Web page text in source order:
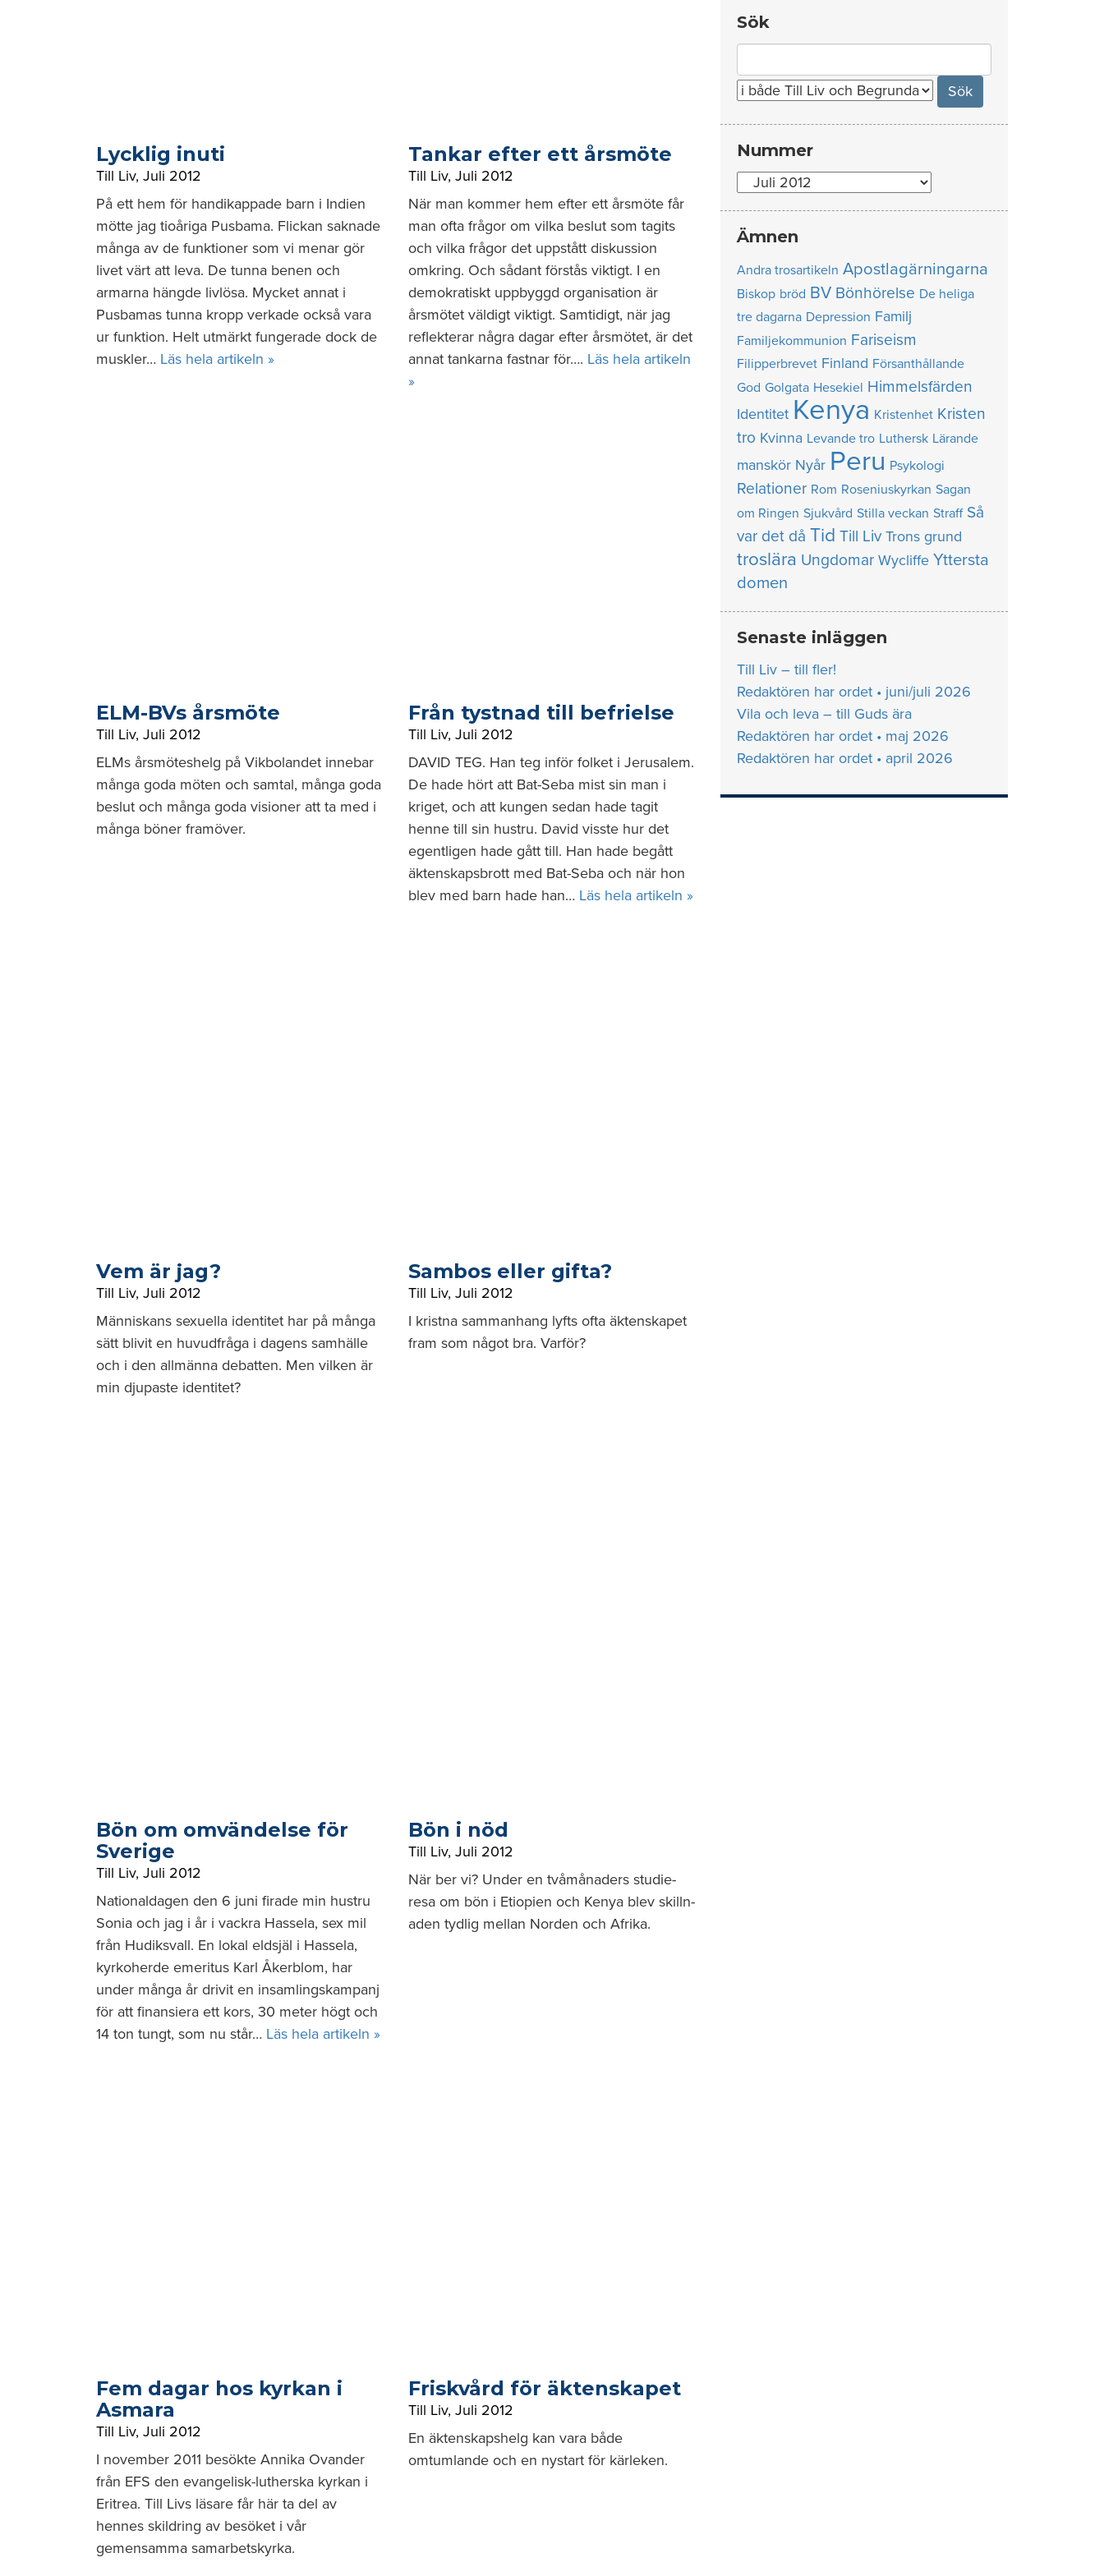
Lycklig inuti
Till Liv, Juli 2012
På ett hem för handikappade barn i Indien
mötte jag tioåriga Pusbama. Flickan saknade
många av de funktioner som vi menar gör
livet värt att leva. De tunna benen och
armarna hängde livlösa. Mycket annat i
Pusbamas tunna kropp verkade också vara
ur funktion. Helt utmärkt fungerade dock de
muskler… Läs hela artikeln »
Tankar efter ett årsmöte
Till Liv, Juli 2012
När man kommer hem efter ett årsmöte får
man ofta frågor om vilka beslut som tagits
och vilka frågor det uppstått diskussion
omkring. Och sådant förstås viktigt. I en
demokratiskt uppbyggd organi­sa­tion är
årsmötet väldigt viktigt. Samtidigt, när jag
reflekterar några dagar efter årsmötet, är det
annat tankarna fastnar för…. Läs hela artikeln
»
ELM-BVs årsmöte
Till Liv, Juli 2012
ELMs årsmöteshelg på Vikbolandet innebar
många goda möten och samtal, många goda
beslut och många goda visioner att ta med i
många böner framöver.
Från tystnad till befrielse
Till Liv, Juli 2012
DAVID TEG. Han teg inför folket i Jerusalem.
De hade hört att Bat-Seba mist sin man i
kriget, och att kungen sedan hade tagit
henne till sin hustru. David visste hur det
egentligen hade gått till. Han hade begått
äktenskapsbrott med Bat-Seba och när hon
blev med barn hade han… Läs hela artikeln »
Vem är jag?
Till Liv, Juli 2012
Människans sexuella identitet har på många
sätt blivit en huvudfråga i dagens samhälle
och i den allmänna debatten. Men vilken är
min djupaste identitet?
Sambos eller gifta?
Till Liv, Juli 2012
I kristna sammanhang lyfts ofta äktenskapet
fram som något bra. Varför?
Bön om omvändelse för
Sverige
Till Liv, Juli 2012
Nationaldagen den 6 juni firade min hustru
Sonia och jag i år i vackra Hassela, sex mil
från Hudiksvall. En lokal eldsjäl i Hassela,
kyrkoherde emeritus Karl Åkerblom, har
under många år drivit en insamlingskampanj
för att finansiera ett kors, 30 meter högt och
14 ton tungt, som nu står… Läs hela artikeln »
Bön i nöd
Till Liv, Juli 2012
När ber vi? Under en tvåmånaders studie­
resa om bön i Etiopien och Kenya blev skill­n­
aden tydlig mellan Norden och Afrika.
Fem dagar hos kyrkan i
Asmara
Till Liv, Juli 2012
I november 2011 besökte Annika Ovander
från EFS den evangelisk-lutherska kyrkan i
Eritrea. Till Livs läsare får här ta del av
hennes skildring av besöket i vår
gemensamma samarbetskyrka.
Friskvård för äktenskapet
Till Liv, Juli 2012
En äktenskapshelg kan vara både
omtumlande och en nystart för kärleken.
Sök
for:
Nummer
Nummer
Ämnen
Andra trosartikeln Apostlagärningarna
Biskop bröd BV Bönhörelse De heliga
tre dagarna Depression Familj
Familjekommunion Fariseism
Filipperbrevet Finland Försanthållande
God Golgata Hesekiel Himmelsfärden
Identitet Kenya Kristenhet Kristen
tro Kvinna Levande tro Luthersk Lärande
manskör Nyår Peru Psykologi
Relationer Rom Roseniuskyrkan Sagan
om Ringen Sjukvård Stilla veckan Straff Så
var det då Tid Till Liv Trons grund
troslära Ungdomar Wycliffe Yttersta
domen
Senaste inläggen
Till Liv – till fler!
Redaktören har ordet • juni/juli 2026
Vila och leva – till Guds ära
Redaktören har ordet • maj 2026
Redaktören har ordet • april 2026